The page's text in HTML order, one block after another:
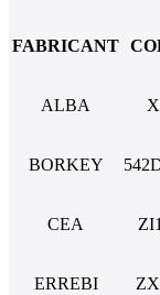
FABRICANT
ALBA
BORKEY
CEA
ERREBI